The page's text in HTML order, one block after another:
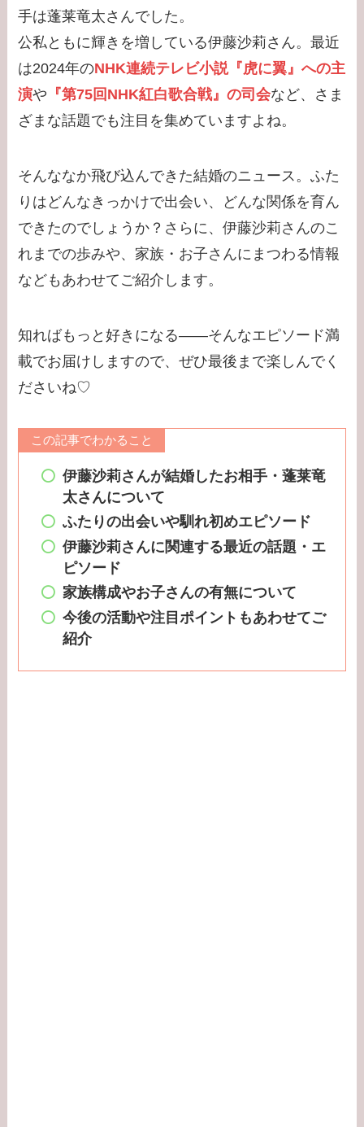
身大学・高校のエピソ
ードまとめ！脱退理由
は何？
【学歴】中居正広の出
ードまとめ！ダンサー
武田舞香と結婚？
【学歴】宇賀なつみの
出身大学・高校のエピ
ソードまとめ！旦那と
【学歴】小泉孝太郎の
出身大学・高校のエピ
学・高校のエピソード
の？家族構成は？
手は蓬莱竜太さんでした。
公私ともに輝きを増している伊藤沙莉さん。最近
は2024年のNHK連続テレビ小説『虎に翼』への主
演や 『第75回NHK紅白歌合戦』の司会など、さま
ざまな話題でも注目を集めていますよね。
そんななか飛び込んできた結婚のニュース。ふた
りはどんなきっかけで出会い、どんな関係を育ん
できたのでしょうか？さらに、伊藤沙莉さんのこ
れまでの歩みや、家族・お子さんにまつわる情報
などもあわせてご紹介します。
知ればもっと好きになる――そんなエピソード満
載でお届けしますので、ぜひ最後まで楽しんでく
ださいね♡
この記事でわかること
伊藤沙莉さんが結婚したお相手・蓬莱竜
太さんについて
ふたりの出会いや馴れ初めエピソード
伊藤沙莉さんに関連する最近の話題・エ
ピソード
家族構成やお子さんの有無について
今後の活動や注目ポイントもあわせてご
紹介